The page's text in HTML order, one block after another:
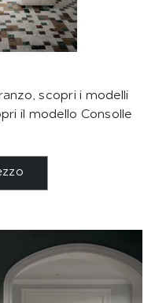
scopri i modelli
il modello Consolle